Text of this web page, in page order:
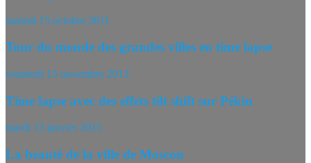
samedi 15 octobre 2011
Tour du monde des grandes villes en time lapse
vendredi 15 novembre 2013
Time lapse avec des effets tilt shift sur Pékin
mardi 13 janvier 2015
La beauté de la ville de Moscou